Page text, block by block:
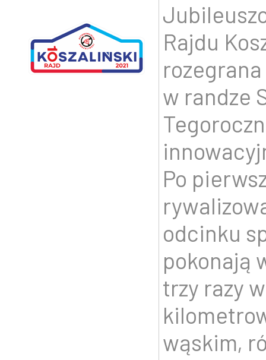
Rajdu
w randze
Po
odcinku
pokonają
trzy razy
wąskim,